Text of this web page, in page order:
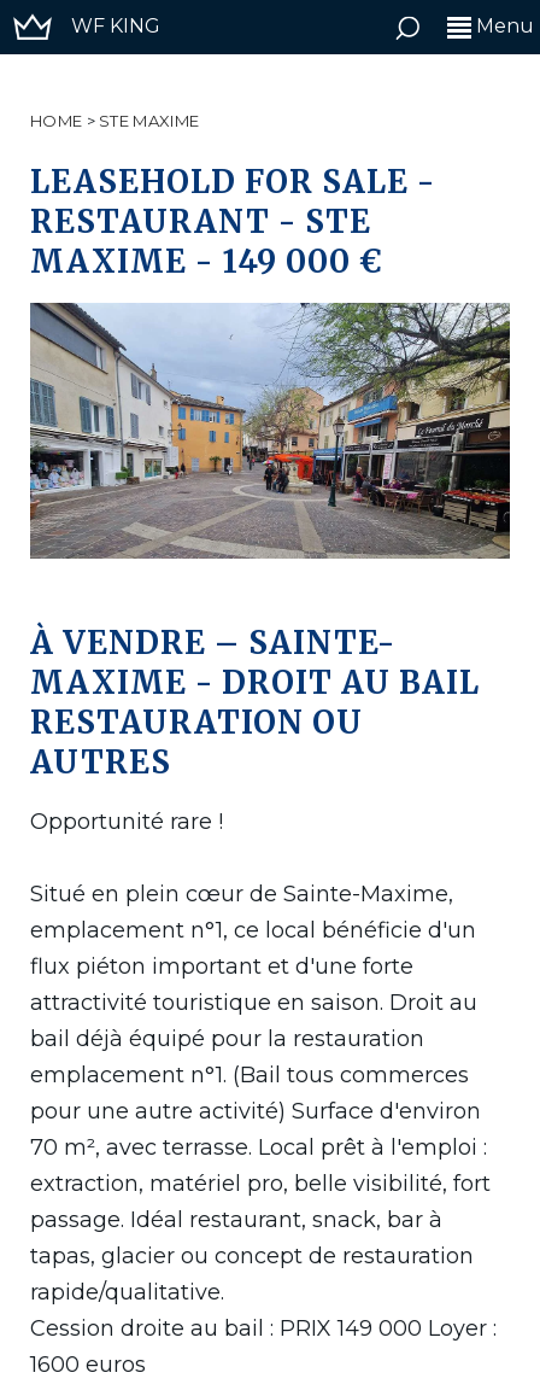
WF KING Menu
HOME > STE MAXIME
LEASEHOLD FOR SALE -
RESTAURANT - STE
MAXIME - 149 000 €
À VENDRE – SAINTE-
MAXIME - DROIT AU BAIL
RESTAURATION OU
AUTRES
Opportunité rare !
Situé en plein cœur de Sainte-Maxime,
emplacement n°1, ce local bénéficie d'un
flux piéton important et d'une forte
attractivité touristique en saison. Droit au
bail déjà équipé pour la restauration
emplacement n°1. (Bail tous commerces
pour une autre activité) Surface d'environ
70 m², avec terrasse. Local prêt à l'emploi :
extraction, matériel pro, belle visibilité, fort
passage. Idéal restaurant, snack, bar à
tapas, glacier ou concept de restauration
rapide/qualitative.
Cession droite au bail : PRIX 149 000 Loyer :
1600 euros